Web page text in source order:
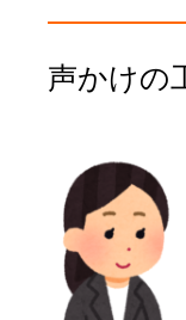
声かけの